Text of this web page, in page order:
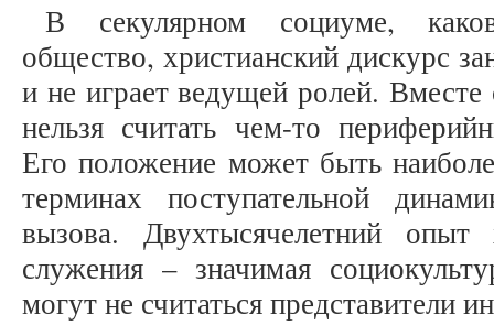
В секулярном социуме,
общество, христианский дискурс
и не играет ведущей ролей.
нельзя считать чем-то
Его положение может быть
терминах поступательной
вызова. Двухтысячелетний опыт
служения – значимая
могут не считаться представители